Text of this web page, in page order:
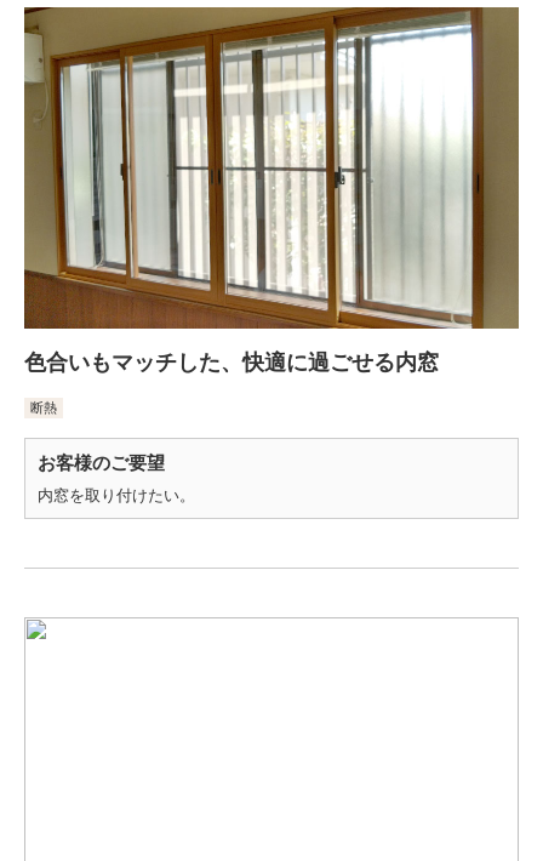
色合いもマッチした、快適に過ごせる内窓
断熱
お客様のご要望
内窓を取り付けたい。